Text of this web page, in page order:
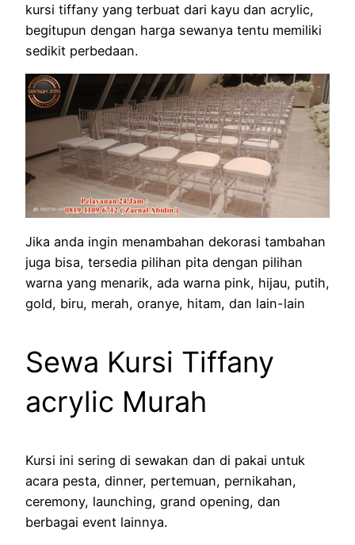
kursi tiffany yang terbuat dari kayu dan acrylic,
begitupun dengan harga sewanya tentu memiliki
sedikit perbedaan.
Jika anda ingin menambahan dekorasi tambahan
juga bisa, tersedia pilihan pita dengan pilihan
warna yang menarik, ada warna pink, hijau, putih,
gold, biru, merah, oranye, hitam, dan lain-lain
Sewa Kursi Tiffany
acrylic Murah
Kursi ini sering di sewakan dan di pakai untuk
acara pesta, dinner, pertemuan, pernikahan,
ceremony, launching, grand opening, dan
berbagai event lainnya.